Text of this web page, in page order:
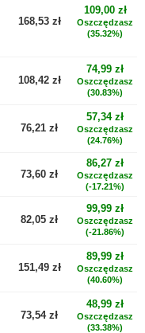
168,53 zł
109,00 zł
Oszczędzasz
(35.32%)
108,42 zł
74,99 zł
Oszczędzasz
(30.83%)
76,21 zł
57,34 zł
Oszczędzasz
(24.76%)
73,60 zł
86,27 zł
Oszczędzasz
(-17.21%)
82,05 zł
99,99 zł
Oszczędzasz
(-21.86%)
151,49 zł
89,99 zł
Oszczędzasz
(40.60%)
73,54 zł
48,99 zł
Oszczędzasz
(33.38%)